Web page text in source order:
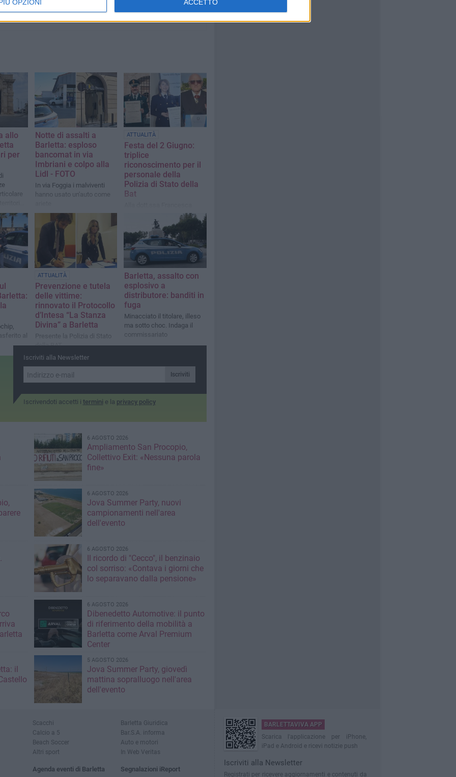
OPZIONI ACCETTO
allo
per
Notte di assalti a
Barletta: esploso
bancomat in via
Imbriani e colpo alla
Lidl - FOTO
In via Foggia i malviventi
hanno usato un'auto come
ATTUALITÀ
Festa del 2 Giugno:
triplice
riconoscimento per il
personale della
Polizia di Stato della
Bat
Falco si sono aggiunti
l’Ispettore P.S. Leonardo
Desiderio Madera ed il
collega in quiescenza
Nunzio Di Giulio
al
ATTUALITÀ
Prevenzione e tutela
delle vittime:
rinnovato il Protocollo
d’Intesa “La Stanza
Divina” a Barletta
Presente la Polizia di Stato
della BAT
Barletta, assalto con
esplosivo a
distributore: banditi in
fuga
Minacciato il titolare, illeso
ma sotto choc. Indaga il
commissariato
Iscriviti alla Newsletter
Iscriviti
Iscrivendoti accetti i termini e la privacy policy
6 AGOSTO 2026
Ampliamento San Procopio,
Collettivo Exit: «Nessuna parola
fine»
6 AGOSTO 2026
Jova Summer Party, nuovi
campionamenti nell'area
dell'evento
6 AGOSTO 2026
Il ricordo di "Cecco", il benzinaio
col sorriso: «Contava i giorni che
lo separavano dalla pensione»
6 AGOSTO 2026
Dibenedetto Automotive: il punto
di riferimento della mobilità a
Barletta come Arval Premium
Center
il
5 AGOSTO 2026
Jova Summer Party, giovedì
mattina sopralluogo nell'area
dell'evento
Scacchi
Calcio a 5
Beach Soccer
Altri sport
Agenda eventi di Barletta
Barletta Giuridica
Bar.S.A. informa
Auto e motori
In Web Veritas
Segnalazioni iReport
BARLETTAVIVA APP
Scarica l'applicazione per iPhone,
iPad e Android e ricevi notizie push
Iscriviti alla Newsletter
Registrati per ricevere aggiornamenti e contenuti da